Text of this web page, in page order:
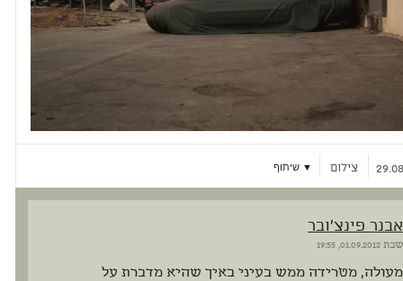
צילום ▼ שיתוף
אבנר פינצ'ובר
שבת
מטרידה ממש בעיני באיך שהיא מדברת על